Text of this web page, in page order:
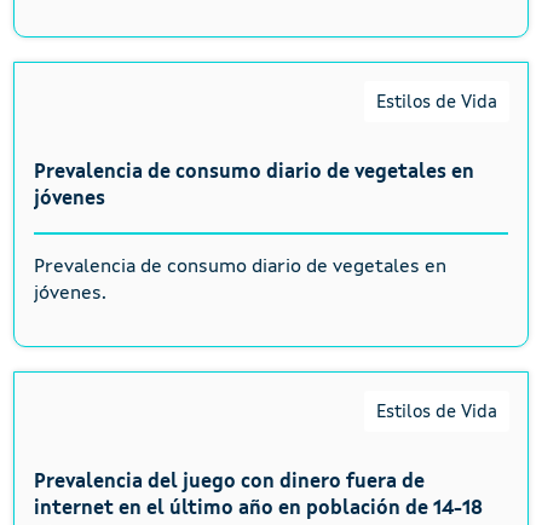
Estilos de Vida
Prevalencia de consumo diario de vegetales en
jóvenes
Prevalencia de consumo diario de vegetales en
jóvenes.
Estilos de Vida
Prevalencia del juego con dinero fuera de
internet en el último año en población de 14-18